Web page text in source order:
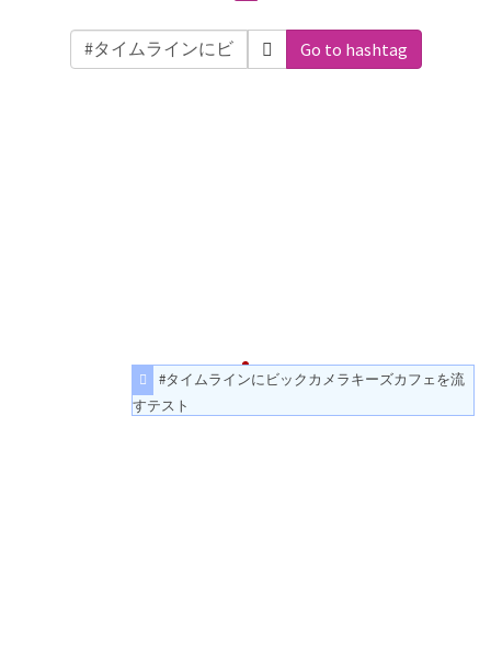
Go to hashtag
#タイムラインにビックカメラキーズカフェを流
すテスト